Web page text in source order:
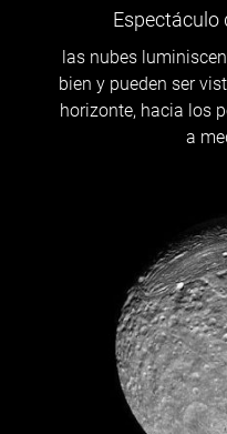
Espectáculo
las nubes
bien y pueden ser
horizonte, hacia los
a